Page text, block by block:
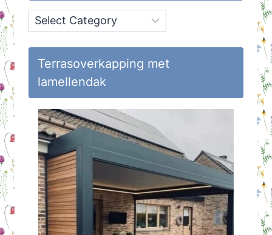
Onderwerpen
op
Huisvlijt
Terrasoverkapping met
lamellendak